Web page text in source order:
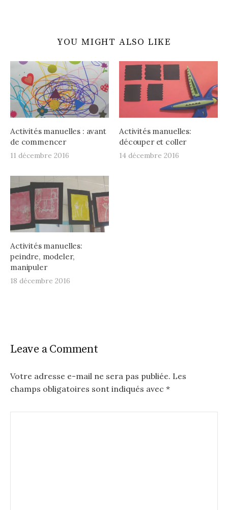
YOU MIGHT ALSO LIKE
Activités manuelles : avant
de commencer
11 décembre 2016
Activités manuelles:
découper et coller
14 décembre 2016
Activités manuelles:
peindre, modeler,
manipuler
18 décembre 2016
Leave a Comment
Votre adresse e-mail ne sera pas publiée. Les
champs obligatoires sont indiqués avec *